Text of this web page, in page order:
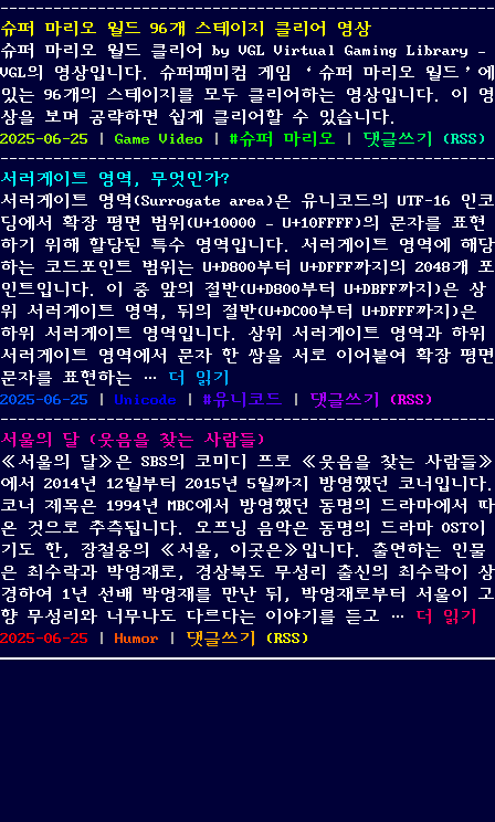
영
on
박
원
순
전
서
울
특
별
장,
누
구
인
가?
슈퍼 마리오 월드 96개 스테이지 클리어 영상
슈퍼 마리오 월드 클리어 by VGL Virtual Gaming Library –
VGL의 영상입니다. 슈퍼패미컴 게임 ‘슈퍼 마리오 월드’에
있는 96개의 스테이지를 모두 클리어하는 영상입니다. 이 영
상을 보며 공략하면 쉽게 클리어할 수 있습니다.
Posted
on
2025-06-25 Categories
Game Video Tags
슈퍼 마리오 댓글쓰기
on
슈
마
리
오
월
드
96
개
스
지
리
어
영
상
(RSS)
서러게이트 영역, 무엇인가?
서러게이트 영역(Surrogate area)은 유니코드의 UTF-16 인코
딩에서 확장 평면 범위(U+10000 – U+10FFFF)의 문자를 표현
하기 위해 할당된 특수 영역입니다. 서러게이트 영역에 해당
하는 코드포인트 범위는 U+D800부터 U+DFFF까지의 2048개 포
인트입니다. 이 중 앞의 절반(U+D800부터 U+DBFF까지)은 상
위 서러게이트 영역, 뒤의 절반(U+DC00부터 U+DFFF까지)은
하위 서러게이트 영역입니다. 상위 서러게이트 영역과 하위
서러게이트 영역에서 문자 한 쌍을 서로 이어붙여 확장 평면
문자를 표현하는 … “서러게이트 영역, 무엇인가?”
더 읽기
Posted
on
2025-06-25 Categories
Unicode Tags
유니코드 댓글쓰기
on
서
게
이
트
영
역,
무
엇
인
(RSS)
서울의 달 (웃음을 찾는 사람들)
《서울의 달》은 SBS의 코미디 프로 《웃음을 찾는 사람들》
에서 2014년 12월부터 2015년 5월까지 방영했던 코너입니다.
코너 제목은 1994년 MBC에서 방영했던 동명의 드라마에서 따
온 것으로 추측됩니다. 오프닝 음악은 동명의 드라마 OST이
기도 한, 장철웅의 《서울, 이곳은》입니다. 출연하는 인물
은 최수락과 박영재로, 경상북도 무성리 출신의 최수락이 상
경하여 1년 선배 박영재를 만난 뒤, 박영재로부터 서울이 고
향 무성리와 너무나도 다르다는 이야기를 듣고 … “서울의
더 읽기
Posted
on
2025-06-25 Categories
Humor 댓글쓰기
on
서
(RSS)